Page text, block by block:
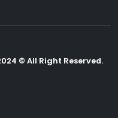
© All Right Reserved.